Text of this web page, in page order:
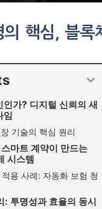
의 핵심, 블
인가? 디지털 신뢰의 새
임
기술의 핵심 원리
마트 계약이 만드는
시스템
용 사례: 자동화 보험 청
: 투명성과 효율의 동시